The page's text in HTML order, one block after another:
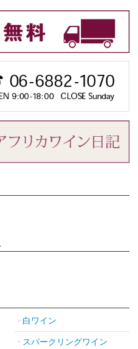
白ワイン
スパークリングワイン